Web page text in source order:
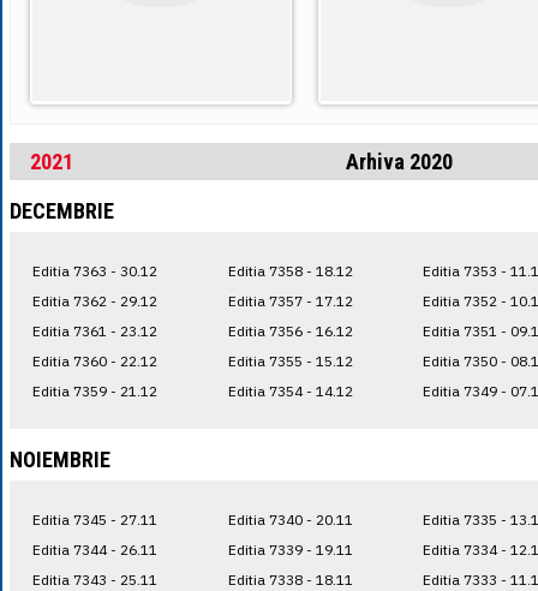
2021
Arhiva 2020
DECEMBRIE
Editia 7363 - 30.12
Editia 7362 - 29.12
Editia 7361 - 23.12
Editia 7360 - 22.12
Editia 7359 - 21.12
Editia 7358 - 18.12
Editia 7357 - 17.12
Editia 7356 - 16.12
Editia 7355 - 15.12
Editia 7354 - 14.12
Editia 7353 -
Editia 7352 -
Editia 7351 -
Editia 7350 -
Editia 7349 -
NOIEMBRIE
Editia 7345 - 27.11
Editia 7344 - 26.11
Editia 7343 - 25.11
Editia 7340 - 20.11
Editia 7339 - 19.11
Editia 7338 - 18.11
Editia 7335 -
Editia 7334 -
Editia 7333 -